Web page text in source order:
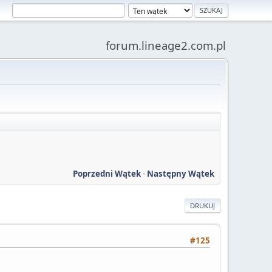
forum.lineage2.com.pl
Poprzedni Wątek- Następny Wątek
DRUKUJ
#125